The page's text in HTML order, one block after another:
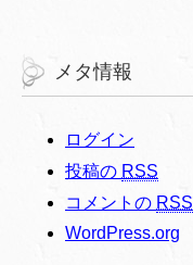
メタ情報
ログイン
投稿の RSS
コメントの RSS
WordPress.org